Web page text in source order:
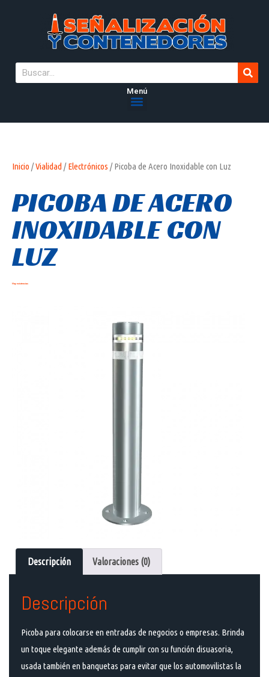
Menú
Inicio /Vialidad /Electrónicos / Picoba de Acero Inoxidable con Luz
PICOBA DE ACERO
INOXIDABLE CON
LUZ
Hay existencias
Descripción Valoraciones (0)
Descripción
Picoba para colocarse en entradas de negocios o empresas. Brinda
un toque elegante además de cumplir con su función disuasoria,
usada también en banquetas para evitar que los automovilistas la